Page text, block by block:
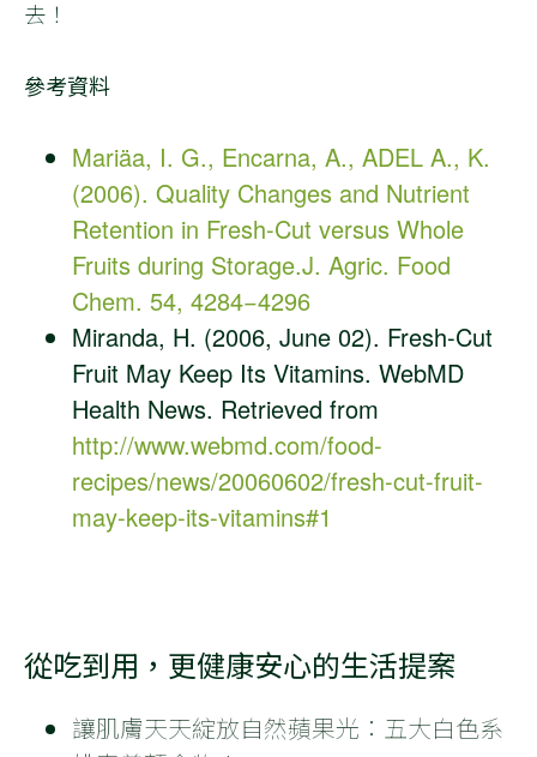
去！
參考資料
Mariäa, I. G., Encarna, A., ADEL A., K.
(2006). Quality Changes and Nutrient
Retention in Fresh-Cut versus Whole
Fruits during Storage.J. Agric. Food
Chem. 54, 4284−4296
Miranda, H. (2006, June 02). Fresh-Cut
Fruit May Keep Its Vitamins. WebMD
Health News. Retrieved from
http://www.webmd.com/food-
recipes/news/20060602/fresh-cut-fruit-
may-keep-its-vitamins#1
從吃到用，更健康安心的生活提案
讓肌膚天天綻放自然蘋果光：五大白色系